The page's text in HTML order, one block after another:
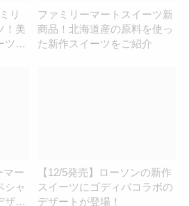
リ
！美
ツを
ファミリーマートスイーツ新
商品！北海道産の原料を使っ
た新作スイーツをご紹介
マー
シャ
ザー
【12/5発売】ローソンの新作
スイーツにゴディバコラボの
デザートが登場！